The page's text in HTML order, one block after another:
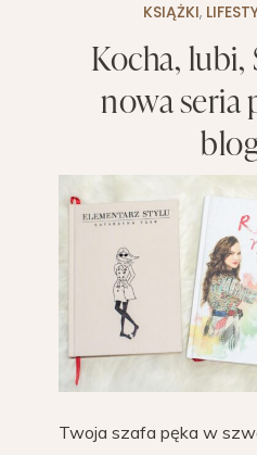
KSIĄŻKI,
Kocha, lubi,
nowa seria
Twoja szafa pęka w